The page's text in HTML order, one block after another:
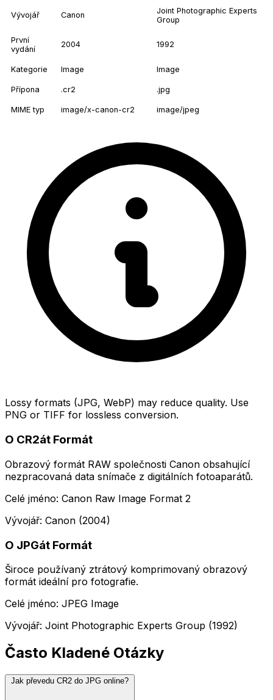
Vývojář Canon
Joint Photographic Experts
Group
První
vydání
2004 1992
Kategorie Image Image
Přípona .cr2 .jpg
MIME typ image/x-canon-cr2 image/jpeg
Lossy formats (JPG, WebP) may reduce quality. Use
PNG or TIFF for lossless conversion.
O CR2át Formát
Obrazový formát RAW společnosti Canon obsahující
nezpracovaná data snímače z digitálních fotoaparátů.
Celé jméno: Canon Raw Image Format 2
Vývojář: Canon (2004)
O JPGát Formát
Široce používaný ztrátový komprimovaný obrazový
formát ideální pro fotografie.
Celé jméno: JPEG Image
Vývojář: Joint Photographic Experts Group (1992)
Často Kladené Otázky
Jak převedu CR2 do JPG online?